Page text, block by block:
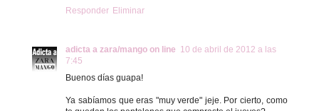
Responder Eliminar
adicta a zara/mango on line 10 de abril de 2012 a las
7:45
Buenos días guapa!
Ya sabíamos que eras "muy verde" jeje. Por cierto, como